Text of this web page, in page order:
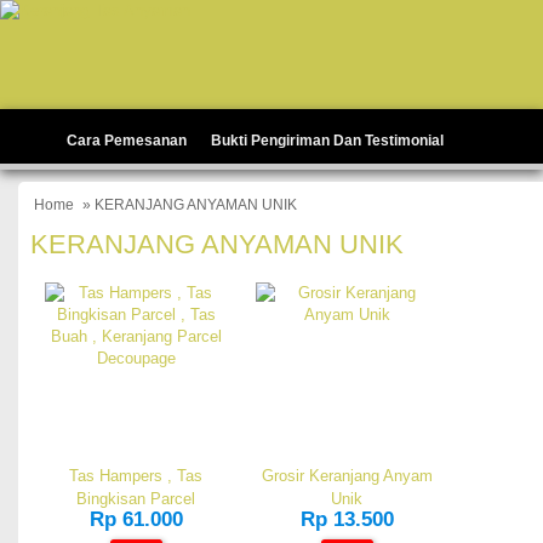
Cara Pemesanan Bukti Pengiriman Dan Testimonial
Home » KERANJANG ANYAMAN UNIK
KERANJANG ANYAMAN UNIK
Tas Hampers , Tas
Bingkisan Parcel
Rp 61.000
Grosir Keranjang Anyam
Unik
Rp 13.500